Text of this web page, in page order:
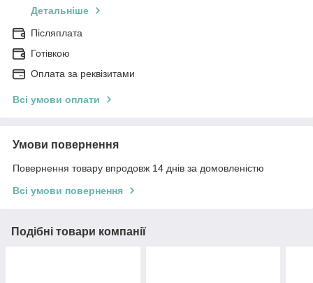
Детальніше
Післяплата
Готівкою
Оплата за реквізитами
Всі умови оплати
Умови повернення
Повернення товару впродовж 14 днів за домовленістю
Всі умови повернення
Подібні товари компанії